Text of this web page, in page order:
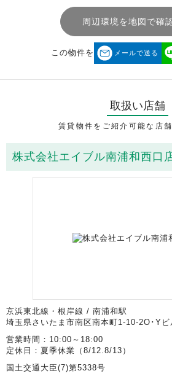
周辺環境を地図で確
この物件を メールで送る
取扱い店舗
賃貸物件をご紹介可能な店
株式会社エイブル南浦和西口
京浜東北線・根岸線 / 南浦和駅
埼玉県さいたま市南区南本町1-10-2O･Yビ
営業時間：10:00～18:00
定休日：夏季休業（8/12.8/13）
国土交通大臣(7)第5338号